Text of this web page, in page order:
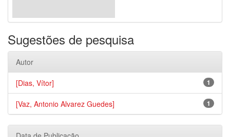
Sugestões de pesquisa
Autor
1
[Dias, Vítor]
1
[Vaz, Antonio Alvarez Guedes]